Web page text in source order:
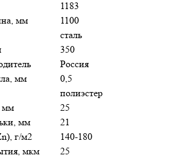
1183
мм
1100
сталь
350
Россия
мм
0,5
полиэстер
мм
25
мм
21
г/м2
140-180
мкм
25